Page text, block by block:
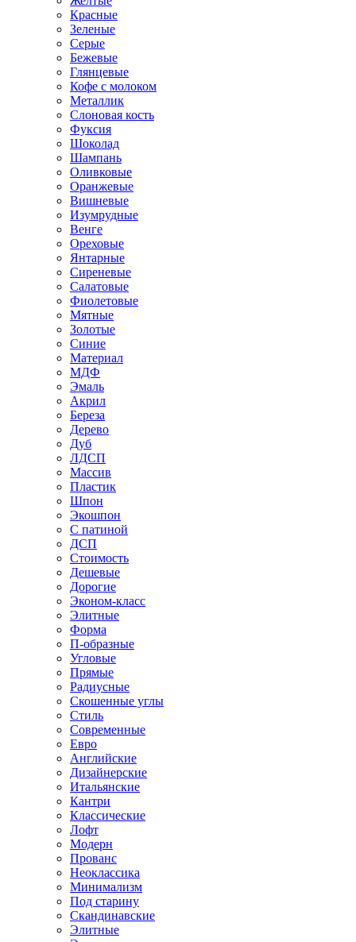
Красные
Зеленые
Серые
Бежевые
Глянцевые
Кофе с молоком
Металлик
Слоновая кость
Фуксия
Шоколад
Шампань
Оливковые
Оранжевые
Вишневые
Изумрудные
Венге
Ореховые
Янтарные
Сиреневые
Салатовые
Фиолетовые
Мятные
Золотые
Синие
Материал
МДФ
Эмаль
Акрил
Береза
Дерево
Дуб
ЛДСП
Массив
Пластик
Шпон
Экошпон
С патиной
ДСП
Стоимость
Дешевые
Дорогие
Эконом-класс
Элитные
Форма
П-образные
Угловые
Прямые
Радиусные
Скошенные углы
Стиль
Современные
Евро
Английские
Дизайнерские
Итальянские
Кантри
Классические
Лофт
Модерн
Прованс
Неоклассика
Минимализм
Под старину
Скандинавские
Элитные